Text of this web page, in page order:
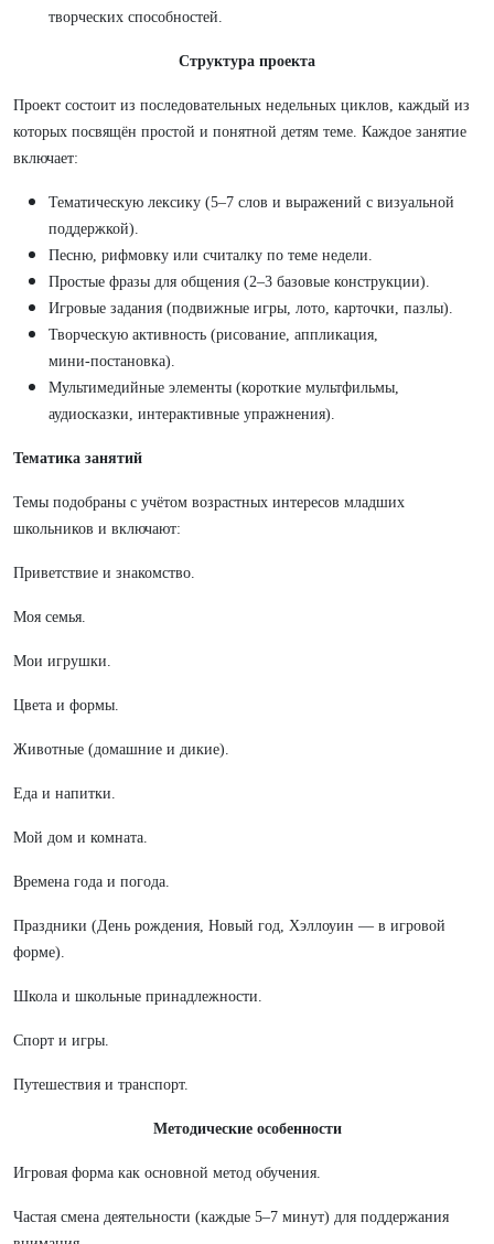
творческих способностей.
Структура проекта
Проект состоит из последовательных недельных циклов, каждый из
которых посвящён простой и понятной детям теме. Каждое занятие
включает:
Тематическую лексику (5–7 слов и выражений с визуальной
поддержкой).
Песню, рифмовку или считалку по теме недели.
Простые фразы для общения (2–3 базовые конструкции).
Игровые задания (подвижные игры, лото, карточки, пазлы).
Творческую активность (рисование, аппликация,
мини‑постановка).
Мультимедийные элементы (короткие мультфильмы,
аудиосказки, интерактивные упражнения).
Тематика занятий
Темы подобраны с учётом возрастных интересов младших
школьников и включают:
Приветствие и знакомство.
Моя семья.
Мои игрушки.
Цвета и формы.
Животные (домашние и дикие).
Еда и напитки.
Мой дом и комната.
Времена года и погода.
Праздники (День рождения, Новый год, Хэллоуин — в игровой
форме).
Школа и школьные принадлежности.
Спорт и игры.
Путешествия и транспорт.
Методические особенности
Игровая форма как основной метод обучения.
Частая смена деятельности (каждые 5–7 минут) для поддержания